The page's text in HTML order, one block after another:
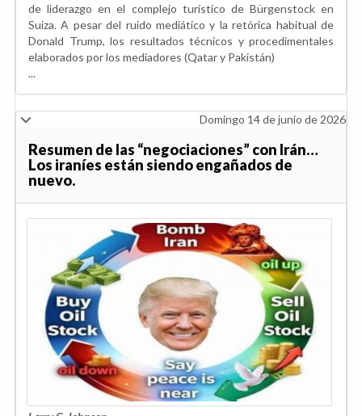
de liderazgo en el complejo turístico de Bürgenstock en
Suiza. A pesar del ruido mediático y la retórica habitual de
Donald Trump, los resultados técnicos y procedimentales
elaborados por los mediadores (Qatar y Pakistán)
...
Domingo 14 de junio de 2026
Resumen de las “negociaciones” con Irán…
Los iraníes están siendo engañados de
nuevo.